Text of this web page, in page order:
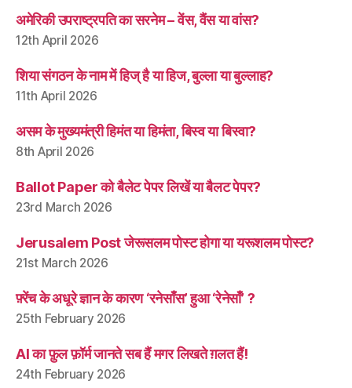
अमेरिकी उपराष्ट्रपति का सरनेम – वेंस, वैंस या वांस?
12th April 2026
शिया संगठन के नाम में हिज् है या हिज, बुल्ला या बुल्लाह?
11th April 2026
असम के मुख्यमंत्री हिमंत या हिमंता, बिस्व या बिस्वा?
8th April 2026
Ballot Paper को बैलेट पेपर लिखें या बैलट पेपर?
23rd March 2026
Jerusalem Post जेरूसलम पोस्ट होगा या यरूशलम पोस्ट?
21st March 2026
फ़्रेंच के अधूरे ज्ञान के कारण ‘रनेसाँस’ हुआ ‘रेनेसाँ’ ?
25th February 2026
AI का फ़ुल फ़ॉर्म जानते सब हैं मगर लिखते ग़लत हैं!
24th February 2026